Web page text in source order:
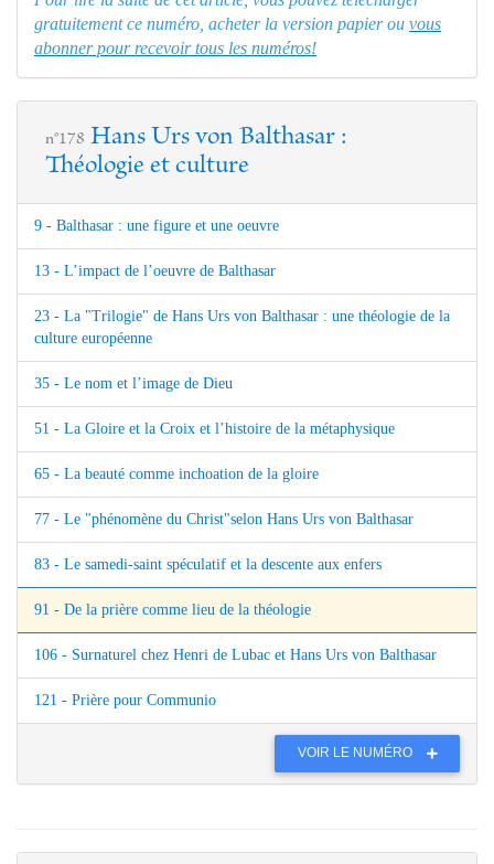
gratuitement ce numéro, acheter la version papier ou vous
abonner pour recevoir tous les numéros!
n°178 Hans Urs von Balthasar :
Théologie et culture
9 - Balthasar : une figure et une oeuvre
13 - L’impact de l’oeuvre de Balthasar
23 - La "Trilogie" de Hans Urs von Balthasar : une théologie de la
culture européenne
35 - Le nom et l’image de Dieu
51 - La Gloire et la Croix et l’histoire de la métaphysique
65 - La beauté comme inchoation de la gloire
77 - Le "phénomène du Christ"selon Hans Urs von Balthasar
83 - Le samedi-saint spéculatif et la descente aux enfers
91 - De la prière comme lieu de la théologie
106 - Surnaturel chez Henri de Lubac et Hans Urs von Balthasar
121 - Prière pour Communio
VOIR LE NUMÉRO